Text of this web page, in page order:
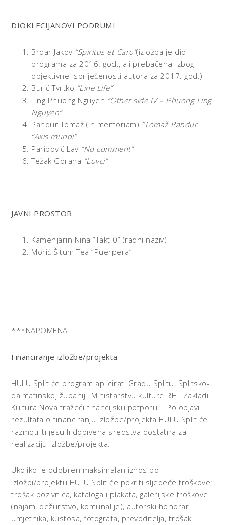
DIOKLECIJANOVI PODRUMI
Brdar Jakov ”Spiritus et Caro”(izložba je dio
programa za 2016. god., ali prebačena zbog
objektivne spriječenosti autora za 2017. god.)
Burić Tvrtko ”Line Life”
Ling Phuong Nguyen ”Other side IV – Phuong Ling
Nguyen”
Pandur Tomaž (in memoriam) ”Tomaž Pandur
“Axis mundi”
Paripović Lav “No comment”
Težak Gorana ”Lovci”
JAVNI PROSTOR
Kamenjarin Nina ”Takt 0” (radni naziv)
Morić Šitum Tea ”Puerpera”
***NAPOMENA
Financiranje izložbe/projekta
HULU Split će program aplicirati Gradu Splitu, Splitsko-
dalmatinskoj županiji, Ministarstvu kulture RH i Zakladi
Kultura Nova tražeći financijsku potporu. Po objavi
rezultata o financiranju izložbe/projekta HULU Split će
razmotriti jesu li dobivena sredstva dostatna za
realizaciju izložbe/projekta.
Ukoliko je odobren maksimalan iznos po
izložbi/projektu HULU Split će pokriti sljedeće troškove:
trošak pozivnica, kataloga i plakata, galerijske troškove
(najam, dežurstvo, komunalije), autorski honorar
umjetnika, kustosa, fotografa, prevoditelja, trošak